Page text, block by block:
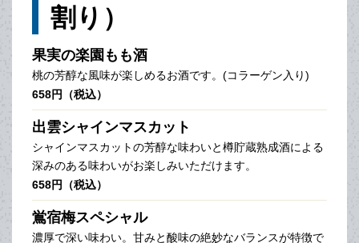
割り）
果実の楽園もも酒
桃の芳醇な風味が楽しめるお酒です。(コラーゲン入り)
658円（税込）
出雲シャインマスカット
シャインマスカットの芳醇な味わいと樽貯蔵熟成酒による
深みのある味わいがお楽しみいただけます。
658円（税込）
鴬宿梅スペシャル
濃厚で深い味わい。甘みと酸味の絶妙なバランスが特徴で